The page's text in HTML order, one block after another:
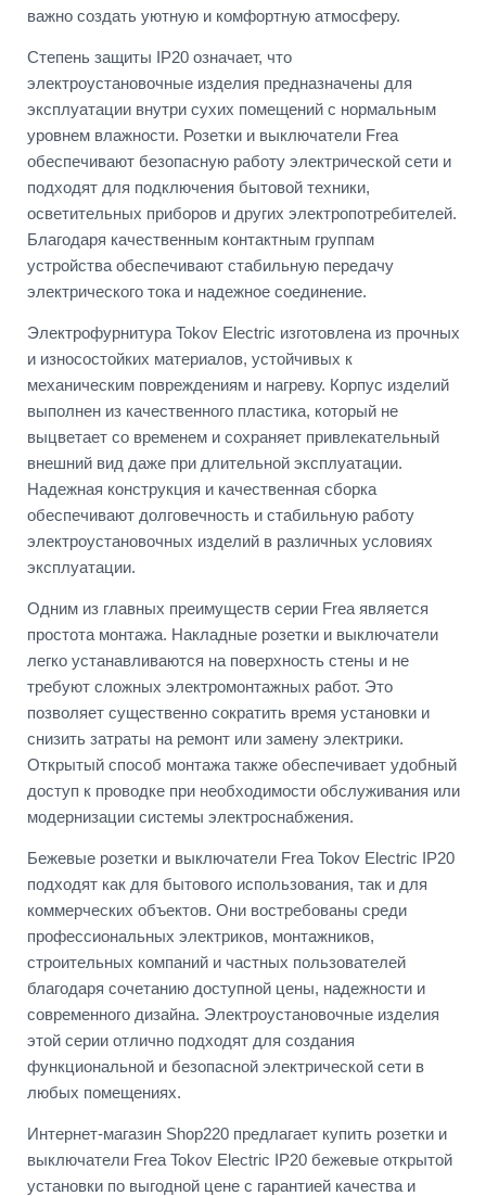
важно создать уютную и комфортную атмосферу.
Степень защиты IP20 означает, что
электроустановочные изделия предназначены для
эксплуатации внутри сухих помещений с нормальным
уровнем влажности. Розетки и выключатели Frea
обеспечивают безопасную работу электрической сети и
подходят для подключения бытовой техники,
осветительных приборов и других электропотребителей.
Благодаря качественным контактным группам
устройства обеспечивают стабильную передачу
электрического тока и надежное соединение.
Электрофурнитура Tokov Electric изготовлена из прочных
и износостойких материалов, устойчивых к
механическим повреждениям и нагреву. Корпус изделий
выполнен из качественного пластика, который не
выцветает со временем и сохраняет привлекательный
внешний вид даже при длительной эксплуатации.
Надежная конструкция и качественная сборка
обеспечивают долговечность и стабильную работу
электроустановочных изделий в различных условиях
эксплуатации.
Одним из главных преимуществ серии Frea является
простота монтажа. Накладные розетки и выключатели
легко устанавливаются на поверхность стены и не
требуют сложных электромонтажных работ. Это
позволяет существенно сократить время установки и
снизить затраты на ремонт или замену электрики.
Открытый способ монтажа также обеспечивает удобный
доступ к проводке при необходимости обслуживания или
модернизации системы электроснабжения.
Бежевые розетки и выключатели Frea Tokov Electric IP20
подходят как для бытового использования, так и для
коммерческих объектов. Они востребованы среди
профессиональных электриков, монтажников,
строительных компаний и частных пользователей
благодаря сочетанию доступной цены, надежности и
современного дизайна. Электроустановочные изделия
этой серии отлично подходят для создания
функциональной и безопасной электрической сети в
любых помещениях.
Интернет-магазин Shop220 предлагает купить розетки и
выключатели Frea Tokov Electric IP20 бежевые открытой
установки по выгодной цене с гарантией качества и